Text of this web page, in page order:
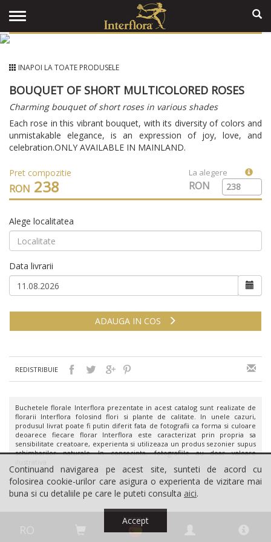
INAPOI LA TOATE PRODUSELE
BOUQUET OF SHORT MULTICOLORED ROSES
Charming bouquet of short roses in various shades
Each rose in this vibrant bouquet, with its diversity of colors and
unmistakable elegance, is an expression of joy, love, and
celebration.ONLY AVAILABLE IN MAINLAND.
Pret compozitie
RON 238
La alegere
RON
Alege localitatea
Data livrarii
REDISTRIBUIE
Buchetele florale Interflora prezentate in acest catalog sunt realizate de
florarii Interflora folosind flori si plante de calitate. In unele cazuri,
produsul livrat poate fi putin diferit fata de fotografii ca forma si culoare
deoarece fiecare florar Interflora este caracterizat prin propria sa
sensibilitate creatoare, experienta si utilizeaza un produs sezonier supus
schimbarilor naturale. In consecinta, fotografiile au doar valoare
Livrare in
Continuand navigarea pe acest site, sunteti de acord cu
folosirea cookie-urilor care asigura o experienta de vizitare mai
buna si cu detaliile pe care le puteti consulta aici.
Accept